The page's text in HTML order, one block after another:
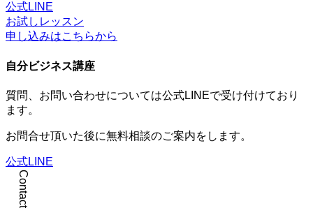
公式LINE
お試しレッスン
申し込みはこちらから
自分ビジネス講座
質問、お問い合わせについては公式LINEで受け付けており
ます。
お問合せ頂いた後に無料相談のご案内をします。
公式LINE